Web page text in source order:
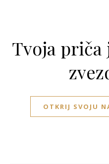
Tvoja priča
OTKRIJ SVOJU